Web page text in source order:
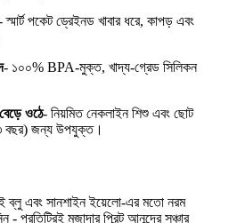
স্মার্ট পকেট ড্রেইনড খাবার ধরে, কাপড় এবং
- ১০০% BPA-মুক্ত, খাদ্য-গ্রেড সিলিকন
ওঠে- নিয়মিত নেকলাইন শিশু এবং ছোট
৩ বছর) জন্য উপযুক্ত।
ব্লু এবং সানশাইন ইয়েলো-এর মতো নরম
- প্রতিটিরই মজাদার প্রিন্ট আনন্দের সঞ্চার